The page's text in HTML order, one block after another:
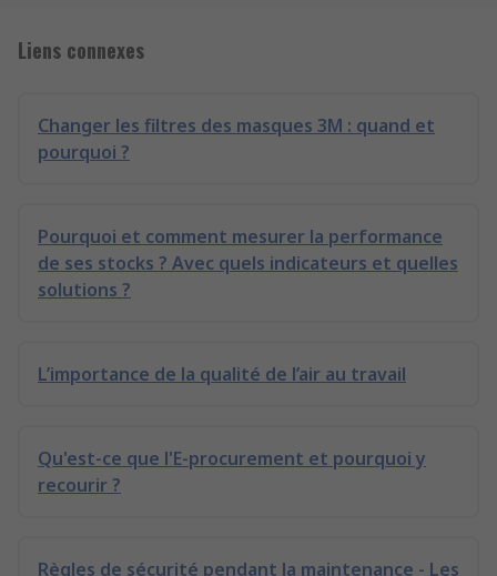
Liens connexes
Changer les filtres des masques 3M : quand et
pourquoi ?
Pourquoi et comment mesurer la performance
de ses stocks ? Avec quels indicateurs et quelles
solutions ?
L’importance de la qualité de l’air au travail
Qu'est-ce que l'E-procurement et pourquoi y
recourir ?
Règles de sécurité pendant la maintenance - Les